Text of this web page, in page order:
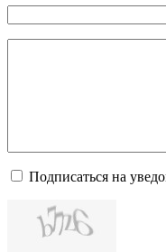
Подписаться на